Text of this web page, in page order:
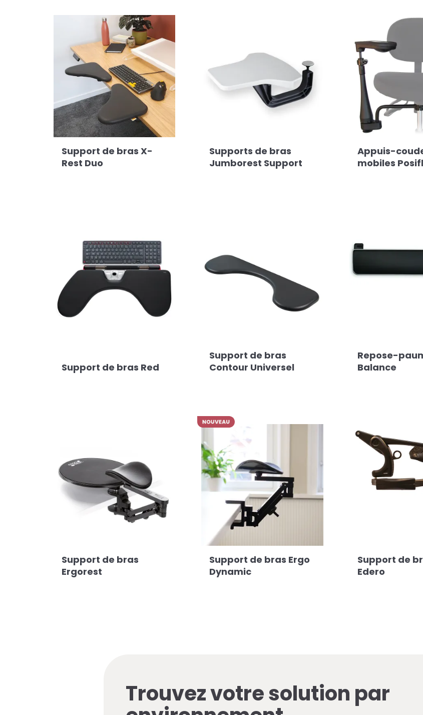
Support de bras X-
Rest Duo
Supports de bras
Jumborest Support
Appuis-
mobiles
Support de bras Red
Support de bras
Contour Universel
Repose-
Balance
Support de bras
Ergorest
Support de bras Ergo
Dynamic
Support de
Edero
Trouvez votre solution par